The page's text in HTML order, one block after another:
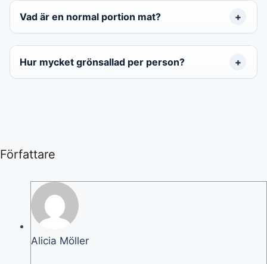
Vad är en normal portion mat?
Hur mycket grönsallad per person?
Författare
Alicia Möller